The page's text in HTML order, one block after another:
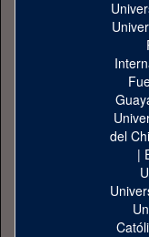
del
|